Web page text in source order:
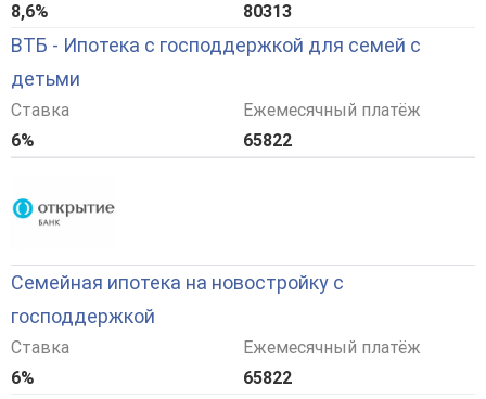
8,6%
80313
ВТБ - Ипотека с господдержкой для семей с
детьми
Ставка
6%
Ежемесячный платёж
65822
Семейная ипотека на новостройку с
господдержкой
Ставка
6%
Ежемесячный платёж
65822